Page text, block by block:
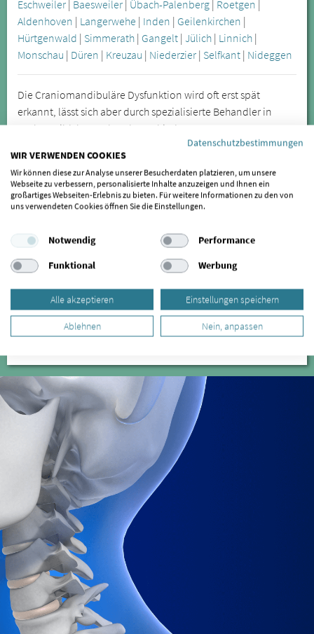
Eschweiler Baesweiler Übach-Palenberg Roetgen
Aldenhoven | Langerwehe | Inden | Geilenkirchen |
Hürtgenwald | Simmerath | Gangelt | Jülich | Linnich |
Monschau | Düren | Kreuzau | Niederzier | Selfkant | Nideggen
Die Craniomandibuläre Dysfunktion wird oft erst spät
erkannt, lässt sich aber durch spezialisierte Behandler in
Aachen Bildchen anhand verschiedener Symptome
feststellen. Zu den offensichtlicheren Symptomen zählen
unter anderem Kieferknacken und Zähneknirschen, die Sie in
Aachen Bildchen behandeln lassen können. Besonders das
nächtliche Zähneknirschen führt zu Verspannungen und zu
Zahnabrieb. Eine weitere Folge des Zähneknirschens
Kieferfehlstellungen sind die Ursache für
Kiefergelenkbeschwerden, sie können sich jedoch auch auf
weiter entfernte Körperregionen auswirken. Lassen Sie sich
daher bei wiederkehrenden oder anhaltenden Symptomen
von einem Spezialisten für CMD untersuchen.
Datenschutzbestimmungen
WIR VERWENDEN COOKIES
Wir können diese zur Analyse unserer Besucherdaten platzieren, um unsere
Webseite zu verbessern, personalisierte Inhalte anzuzeigen und Ihnen ein
großartiges Webseiten-Erlebnis zu bieten. Für weitere Informationen zu den von
uns verwendeten Cookies öffnen Sie die Einstellungen.
Notwendig
Performance
Funktional
Werbung
Alle akzeptieren Einstellungen speichern
Ablehnen Nein, anpassen